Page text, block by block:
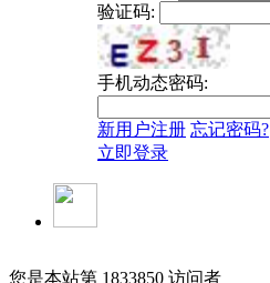
验证码:
手机动态密码:
新用户注册 忘记密码?
立即登录
您是本站第 1833850 访问者